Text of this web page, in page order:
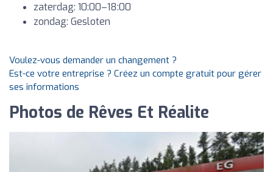
zaterdag: 10:00–18:00
zondag: Gesloten
Voulez-vous demander un changement ?
Est-ce votre entreprise ? Créez un compte gratuit pour gérer
ses informations
Photos de Rêves Et Réalite